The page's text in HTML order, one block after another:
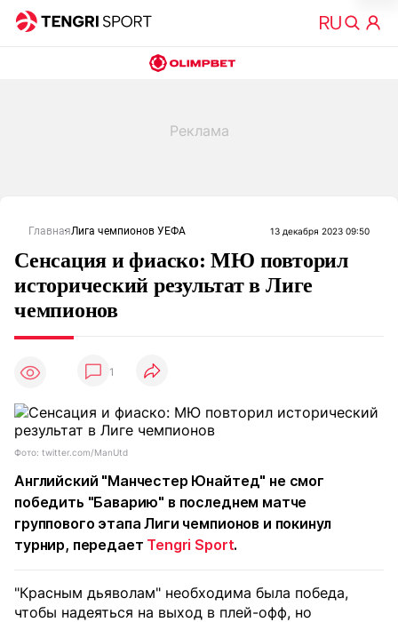
ГлавнаяЛига чемпионов УЕФА 13 декабря 2023 09:50
Сенсация и фиаско: МЮ повторил
исторический результат в Лиге
чемпионов
1
Фото: twitter.com/ManUtd
Английский "Манчестер Юнайтед" не смог
победить "Баварию" в последнем матче
группового этапа Лиги чемпионов и покинул
турнир, передает Tengri Sport.
"Красным дьяволам" необходима была победа,
чтобы надеяться на выход в плей-офф, но